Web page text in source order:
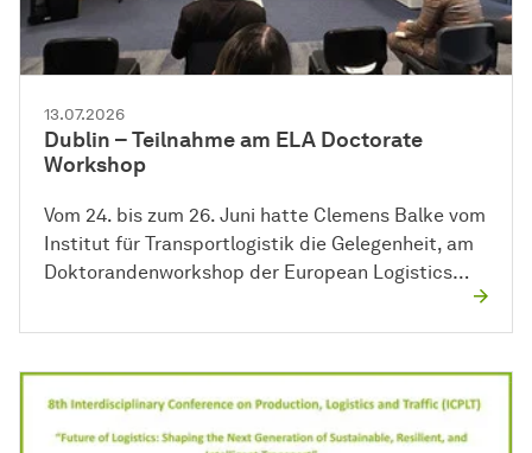
13.07.2026
Dublin – Teilnahme am ELA Doctorate
Workshop
Vom 24. bis zum 26. Juni hatte Clemens Balke vom
Institut für Transportlogistik die Gelegenheit, am
Doktorandenworkshop der European Logistics…